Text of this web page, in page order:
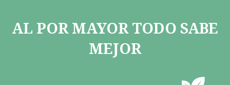
AL POR MAYOR TODO SABE
MEJOR